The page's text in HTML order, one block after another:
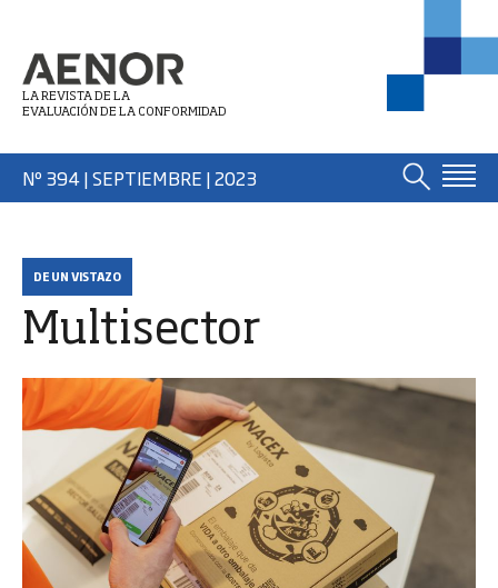
LA REVISTA DE LA
EVALUACIÓN DE LA CONFORMIDAD
Nº 394 | SEPTIEMBRE | 2023
DE UN VISTAZO
Multisector